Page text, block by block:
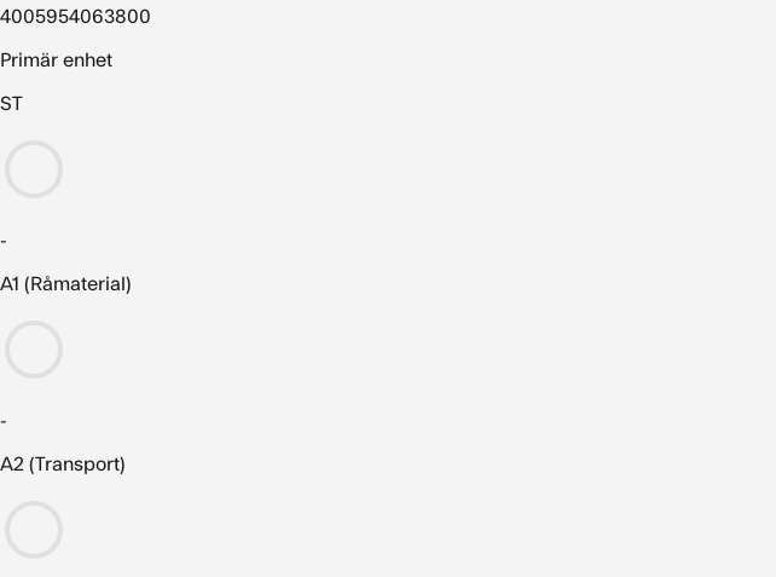
4005954063800
Primär enhet
ST
-
A1 (Råmaterial)
-
A2 (Transport)